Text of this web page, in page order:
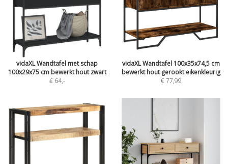
vidaXL Wandtafel met schap
100x29x75 cm bewerkt hout zwart
€ 64,-
vidaXL Wandtafel 100x35x74,5 cm
bewerkt hout gerookt eikenkleurig
€ 77,99